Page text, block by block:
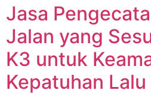
Jasa
Jalan yang
K3 untuk
Kepatuhan